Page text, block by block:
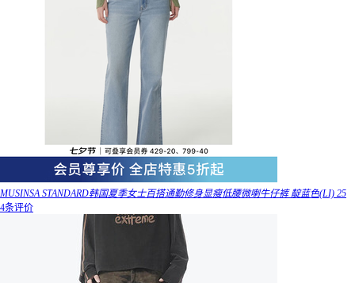
MUSINSA STANDARD韩国夏季女士百搭通勤修身显瘦低腰微喇牛仔裤 靛蓝色(LI) 25
4条评价